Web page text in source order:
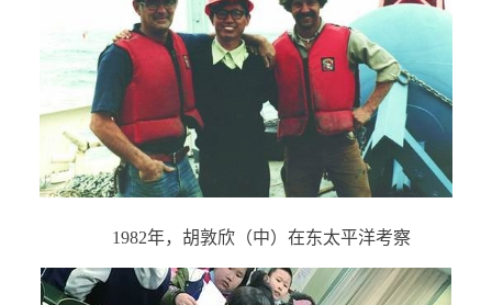
1982年，胡敦欣（中）在东太平洋考察